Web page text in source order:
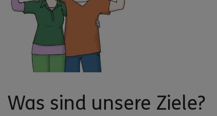
Was sind unsere Ziele?